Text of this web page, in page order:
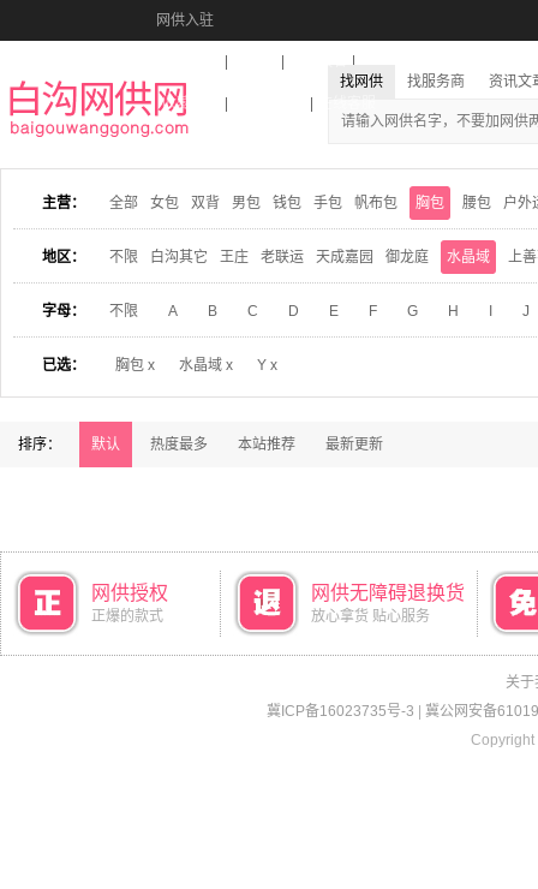
网供入驻
收藏本站
找网供 找服务商 资讯文
主营： 全部 女包 双背 男包 钱包 手包 帆布包 胸包 腰包 户外
地区： 不限 白沟其它 王庄 老联运 天成嘉园 御龙庭 水晶域 上
字母： 不限 A B C D E F G H J
已选： 胸包 x 水晶域 x Y x
排序： 默认 热度最多 本站推荐 最新更新
网供授权
正爆的款式
网供无障碍退换货
放心拿货 贴心服务
关于
冀ICP备16023735号-3
冀公网安备